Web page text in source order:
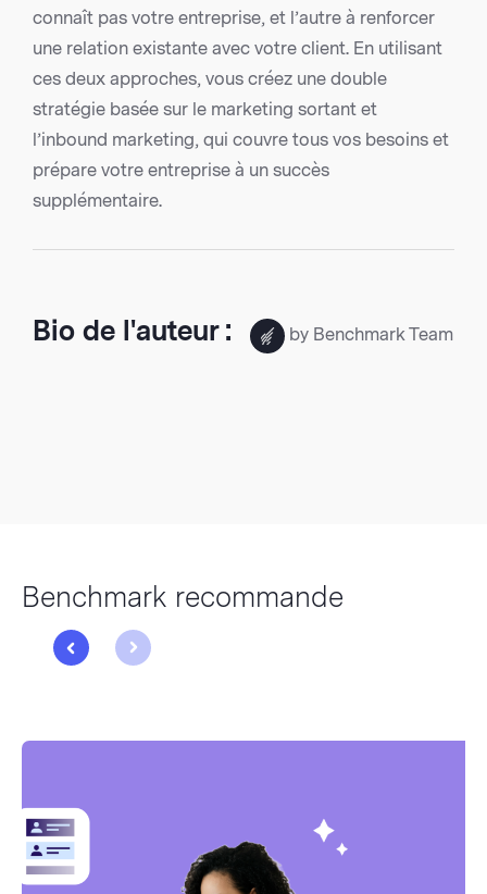
connaît pas votre entreprise, et l’autre à renforcer
une relation existante avec votre client. En utilisant
ces deux approches, vous créez une double
stratégie basée sur le marketing sortant et
l’inbound marketing, qui couvre tous vos besoins et
prépare votre entreprise à un succès
supplémentaire.
Bio de l'auteur : by Benchmark Team
Benchmark recommande